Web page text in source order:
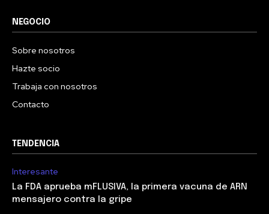
NEGOCIO
Sobre nosotros
Hazte socio
Trabaja con nosotros
Contacto
TENDENCIA
Interesante
La FDA aprueba mFLUSIVA, la primera vacuna de ARN
mensajero contra la gripe